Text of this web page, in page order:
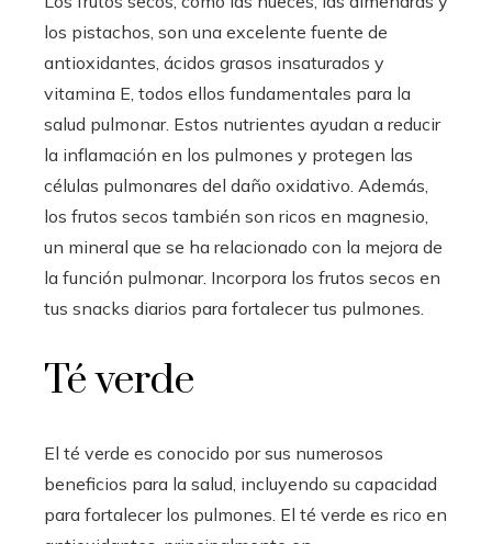
los pistachos, son una excelente fuente de
antioxidantes, ácidos grasos insaturados y
vitamina E, todos ellos fundamentales para la
salud pulmonar. Estos nutrientes ayudan a reducir
la inflamación en los pulmones y protegen las
células pulmonares del daño oxidativo. Además,
los frutos secos también son ricos en magnesio,
un mineral que se ha relacionado con la mejora de
la función pulmonar. Incorpora los frutos secos en
tus snacks diarios para fortalecer tus pulmones.
Té verde
El té verde es conocido por sus numerosos
beneficios para la salud, incluyendo su capacidad
para fortalecer los pulmones. El té verde es rico en